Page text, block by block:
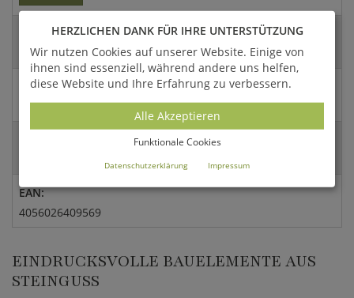
Artikel- / Versandgewicht:
4 Kg / 5,2 Kg
Abmessungen:
20x10cm (HxDm)
EAN:
4056026409569
EINDRUCKSVOLLE BAUELEMENTE AUS
STEINGUSS
HERZLICHEN DANK FÜR IHRE UNTERSTÜTZUNG
Wir nutzen Cookies auf unserer Website. Einige von
ihnen sind essenziell, während andere uns helfen,
diese Website und Ihre Erfahrung zu verbessern.
Alle Akzeptieren
Funktionale Cookies
Datenschutzerklärung Impressum